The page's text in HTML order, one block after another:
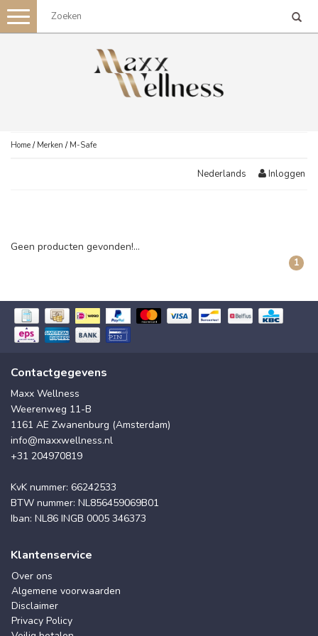
Toggle
navigation
Home / Merken / M-Safe
Nederlands Inloggen
Geen producten gevonden!...
1
Contactgegevens
Maxx Wellness
Weerenweg 11-B
1161 AE Zwanenburg (Amsterdam)
info@maxxwellness.nl
+31 204970819
KvK nummer: 66242533
BTW nummer: NL856459069B01
Iban: NL86 INGB 0005 346373
Klantenservice
Over ons
Algemene voorwaarden
Disclaimer
Privacy Policy